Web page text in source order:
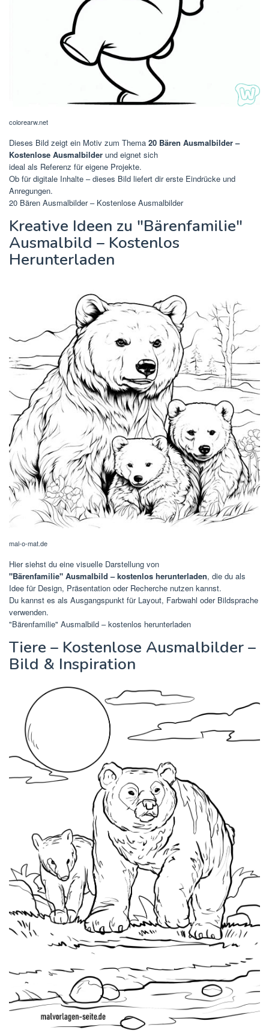
colorearw.net
Dieses Bild zeigt ein Motiv zum Thema 20 Bären Ausmalbilder –
Kostenlose Ausmalbilder und eignet sich
ideal als Referenz für eigene Projekte.
Ob für digitale Inhalte – dieses Bild liefert dir erste Eindrücke und
Anregungen.
20 Bären Ausmalbilder – Kostenlose Ausmalbilder
Kreative Ideen zu "Bärenfamilie"
Ausmalbild – Kostenlos
Herunterladen
mal-o-mat.de
Hier siehst du eine visuelle Darstellung von
"Bärenfamilie" Ausmalbild – kostenlos herunterladen, die du als
Idee für Design, Präsentation oder Recherche nutzen kannst.
Du kannst es als Ausgangspunkt für Layout, Farbwahl oder Bildsprache
verwenden.
"Bärenfamilie" Ausmalbild – kostenlos herunterladen
Tiere – Kostenlose Ausmalbilder –
Bild & Inspiration